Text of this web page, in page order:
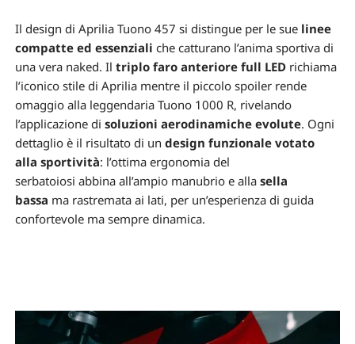
Il design di Aprilia Tuono 457 si distingue per le sue linee
compatte ed essenzialiche catturano l’anima sportiva di
una vera naked. Il triplo faro anteriore full LED richiama
l’iconico stile di Aprilia mentre il piccolo spoiler rende
omaggio alla leggendaria Tuono 1000 R, rivelando
l’applicazione disoluzioni aerodinamiche evolute. Ogni
dettaglio è il risultato di undesign funzionale votato
alla sportività: l’ottima ergonomia del
serbatoiosi abbina all’ampio manubrio e allasella
bassa ma rastremata ai lati, per un’esperienza di guida
confortevole ma sempre dinamica.